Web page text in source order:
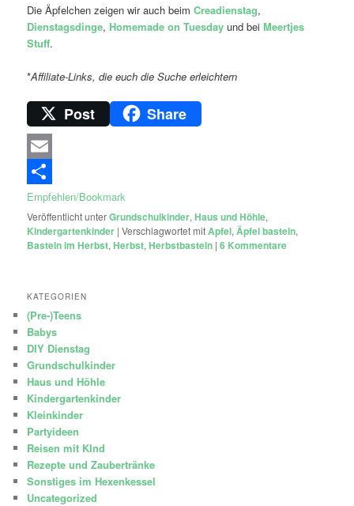
Die Äpfelchen zeigen wir auch beimCreadienstag,
Dienstagsdinge, Homemade on Tuesday und bei Meertjes
Stuff.
*Affiliate-Links, die euch die Suche erleichtern
Post Share
Email
Empfehlen/Bookmark
Veröffentlicht unterGrundschulkinder,Haus und Höhle,
Kindergartenkinder |Verschlagwortet mitApfel,Äpfel basteln,
Basteln im Herbst,Herbst,Herbstbasteln |6 Kommentare
KATEGORIEN
(Pre-)Teens
Babys
DIY Dienstag
Grundschulkinder
Haus und Höhle
Kindergartenkinder
Kleinkinder
Partyideen
Reisen mit KInd
Rezepte und Zaubertränke
Sonstiges im Hexenkessel
Uncategorized